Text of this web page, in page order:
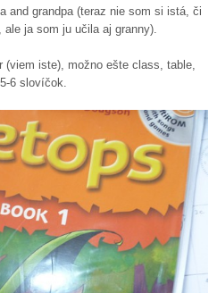
and grandpa (teraz nie som si istá, či
ja som ju učila aj granny).
(viem iste), možno ešte class, table,
6 slovíčok.